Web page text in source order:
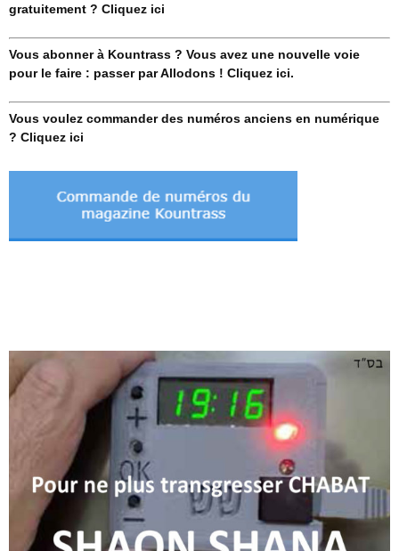
gratuitement ? Cliquez ici
Vous abonner à Kountrass ? Vous avez une nouvelle voie
pour le faire : passer par Allodons ! Cliquez ici.
Vous voulez commander des numéros anciens en numérique
? Cliquez ici